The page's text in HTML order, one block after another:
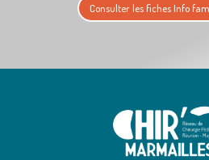
Consulter les fiches Info